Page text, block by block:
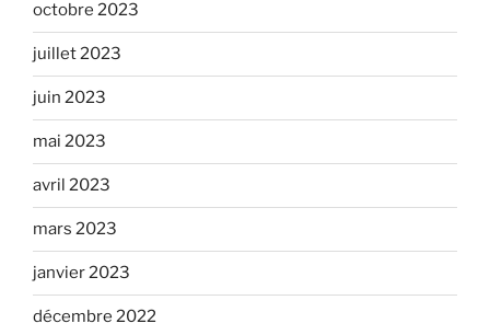
octobre 2023
juillet 2023
juin 2023
mai 2023
avril 2023
mars 2023
janvier 2023
décembre 2022